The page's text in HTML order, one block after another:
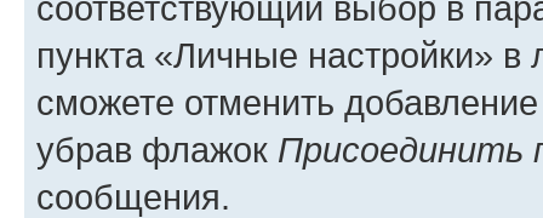
пункта «Личные настройки»
сможете отменить
убрав флажок Присоединить
сообщения.